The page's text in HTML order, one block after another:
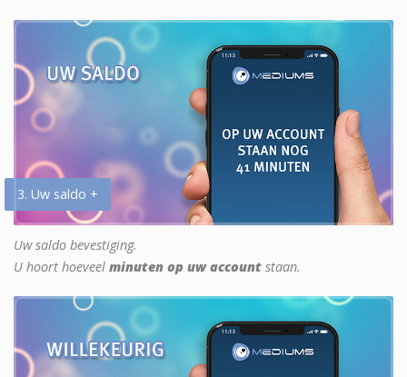
3. Uw saldo +
Uw saldo bevestiging.
U hoort hoeveel minuten op uw account staan.